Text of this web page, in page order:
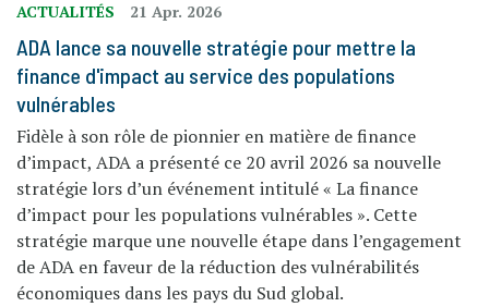
ACTUALITÉS 21 Apr. 2026
ADA lance sa nouvelle stratégie pour mettre la
finance d'impact au service des populations
vulnérables
Fidèle à son rôle de pionnier en matière de finance
d’impact, ADA a présenté ce 20 avril 2026 sa nouvelle
stratégie lors d’un événement intitulé « La finance
d’impact pour les populations vulnérables ». Cette
stratégie marque une nouvelle étape dans l’engagement
de ADA en faveur de la réduction des vulnérabilités
économiques dans les pays du Sud global.